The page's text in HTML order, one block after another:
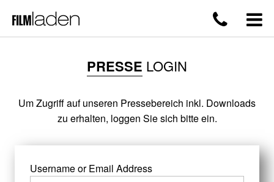
PRESSE LOGIN
Um Zugriff auf unseren Pressebereich inkl. Downloads
zu erhalten, loggen Sie sich bitte ein.
Username or Email Address